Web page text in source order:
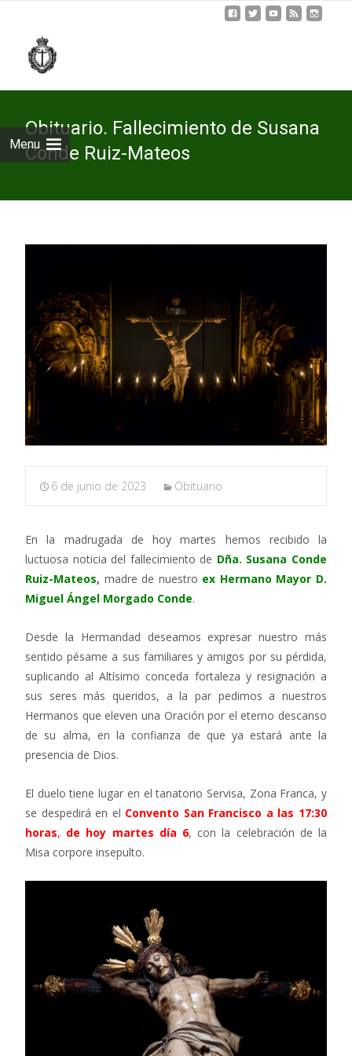
Menu
Obituario. Fallecimiento de Susana
Conde Ruiz-Mateos
6 de junio de 2023 Obituario
En la madrugada de hoy martes hemos recibido la
luctuosa noticia del fallecimiento de Dña. Susana Conde
Ruiz-Mateos, madre de nuestro ex Hermano Mayor D.
Miguel Ángel Morgado Conde.
Desde la Hermandad deseamos expresar nuestro más
sentido pésame a sus familiares y amigos por su pérdida,
suplicando al Altísimo conceda fortaleza y resignación a
sus seres más queridos, a la par pedimos a nuestros
Hermanos que eleven una Oración por el eterno descanso
de su alma, en la confianza de que ya estará ante la
presencia de Dios.
El duelo tiene lugar en el tanatorio Servisa, Zona Franca, y
se despedirá en el Convento San Francisco a las 17:30
horas, de hoy martes día 6, con la celebración de la
Misa corpore insepulto.